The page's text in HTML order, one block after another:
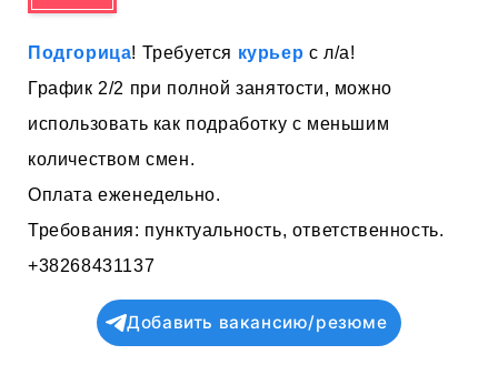
Подгорица! Требуется курьер с л/а!
График 2/2 при полной занятости, можно
использовать как подработку с меньшим
количеством смен.
Оплата еженедельно.
Требования: пунктуальность, ответственность.
+38268431137
Добавить вакансию/резюме